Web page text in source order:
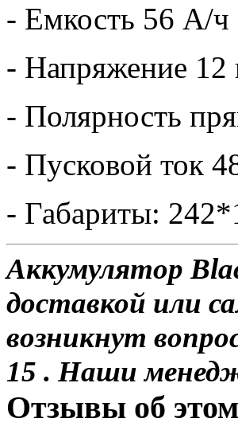
- Емкость 56 А/ч
- Напряжение 12
- Полярность
- Пусковой ток
- Габариты:
Аккумулятор
доставкой или
возникнут
15 . Наши
Отзывы об